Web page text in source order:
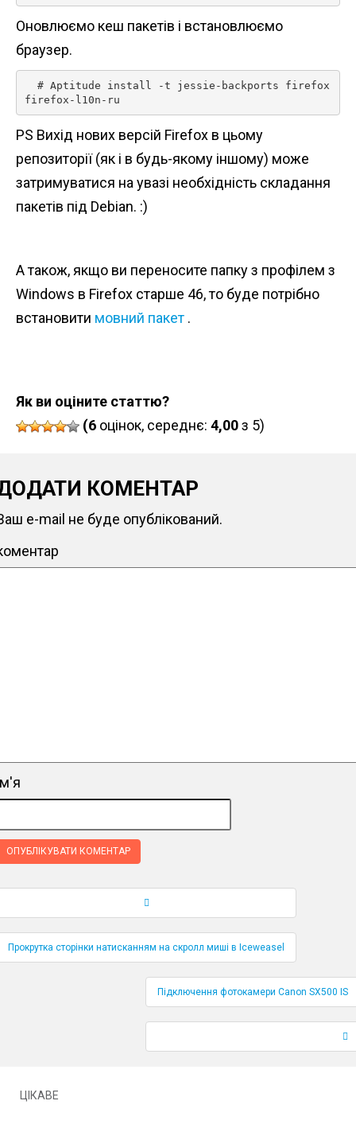
Оновлюємо кеш пакетів і встановлюємо
браузер.
firefox-l10n-ru
PS Вихід нових версій Firefox в цьому
репозиторії (як і в будь-якому іншому) може
затримуватися на увазі необхідність складання
пакетів під Debian. :)
А також, якщо ви переносите папку з профілем з
Windows в Firefox старше 46, то буде потрібно
встановити мовний пакет .
Як ви оціните статтю?
(6 оцінок, середнє: 4,00з 5)
КОМЕНТАР
e-mail не буде опублікований.
по публікаціям
Прокрутка сторінки натисканням на скролл миші в Iceweasel
Підключення фотокамери Canon SX500 IS
ЦІКАВЕ